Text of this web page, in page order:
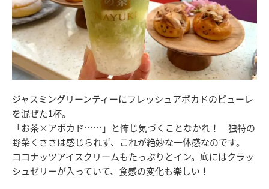
ジャスミングリーンティーにフレッシュアボカドのピューレ
を混ぜた1杯。
「お茶×アボカド……」と怖じ気づくことなかれ！ 独特の
野菜くささは感じられず、これが絶妙な一体感なのです。
ココナッツアイスクリームもたっぷりとイン。底にはクラッ
シュゼリーが入っていて、食感の変化も楽しい！